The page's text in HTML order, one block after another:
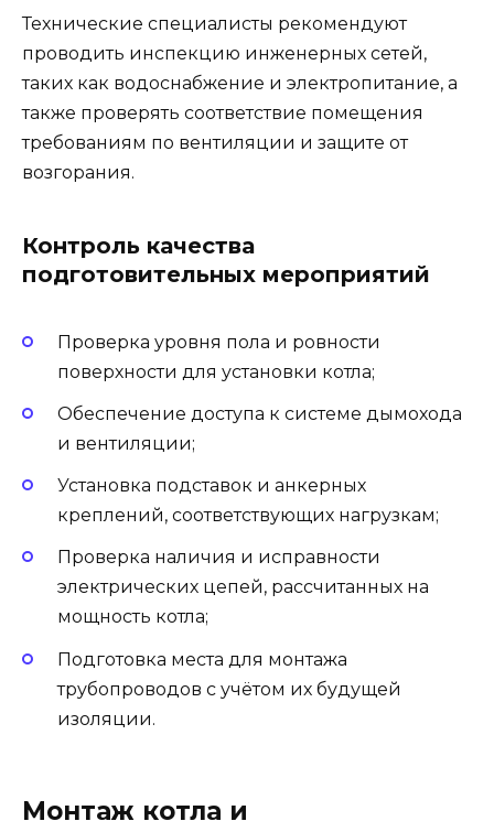
Технические специалисты рекомендуют
проводить инспекцию инженерных сетей,
таких как водоснабжение и электропитание, а
также проверять соответствие помещения
требованиям по вентиляции и защите от
возгорания.
Контроль качества
подготовительных мероприятий
Проверка уровня пола и ровности
поверхности для установки котла;
Обеспечение доступа к системе дымохода
и вентиляции;
Установка подставок и анкерных
креплений, соответствующих нагрузкам;
Проверка наличия и исправности
электрических цепей, рассчитанных на
мощность котла;
Подготовка места для монтажа
трубопроводов с учётом их будущей
изоляции.
Монтаж котла и